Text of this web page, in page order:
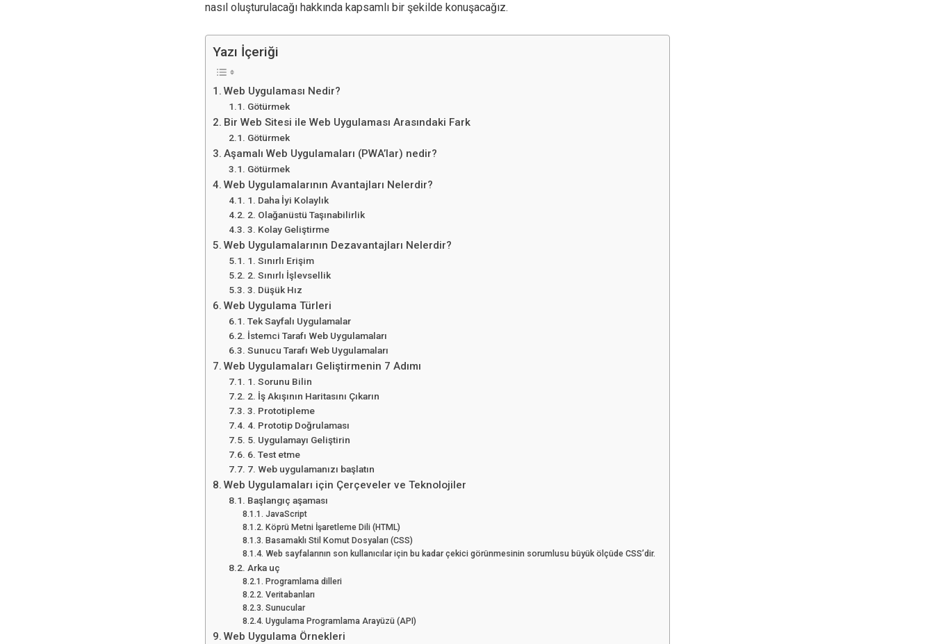
nasıl oluşturulacağı hakkında kapsamlı bir şekilde konuşacağız.
Yazı İçeriği
Web Uygulaması Nedir?
Götürmek
Bir Web Sitesi ile Web Uygulaması Arasındaki Fark
Götürmek
Aşamalı Web Uygulamaları (PWA’lar) nedir?
Götürmek
Web Uygulamalarının Avantajları Nelerdir?
1. Daha İyi Kolaylık
2. Olağanüstü Taşınabilirlik
3. Kolay Geliştirme
Web Uygulamalarının Dezavantajları Nelerdir?
1. Sınırlı Erişim
2. Sınırlı İşlevsellik
3. Düşük Hız
Web Uygulama Türleri
Tek Sayfalı Uygulamalar
İstemci Tarafı Web Uygulamaları
Sunucu Tarafı Web Uygulamaları
Web Uygulamaları Geliştirmenin 7 Adımı
1. Sorunu Bilin
2. İş Akışının Haritasını Çıkarın
3. Prototipleme
4. Prototip Doğrulaması
5. Uygulamayı Geliştirin
6. Test etme
7. Web uygulamanızı başlatın
Web Uygulamaları için Çerçeveler ve Teknolojiler
Başlangıç ​​aşaması
JavaScript
Köprü Metni İşaretleme Dili (HTML)
Basamaklı Stil Komut Dosyaları (CSS)
Web sayfalarının son kullanıcılar için bu kadar çekici görünmesinin sorumlusu büyük ölçüde CSS’dir.
Arka uç
Programlama dilleri
Veritabanları
Sunucular
Uygulama Programlama Arayüzü (API)
Web Uygulama Örnekleri